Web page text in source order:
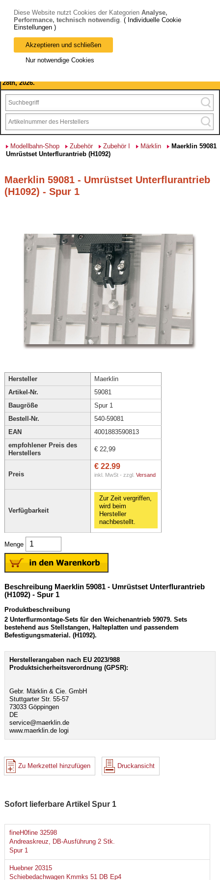
Bitte beachten Sie: wir machen Betriebsferien, vom 03. bis 28.
August 2026 haben wir geschlossen.
28th, 2026.
Modellbahn-Shop Zubehör Zubehör I Märklin
Maerklin 59081
Umrüstset Unterflurantrieb (H1092)
Maerklin 59081 - Umrüstset Unterflurantrieb
(H1092) - Spur 1
Hersteller
Maerklin
Artikel-Nr.
59081
Baugröße
Spur 1
Bestell-Nr.
540-59081
EAN
4001883590813
empfohlener Preis des
Herstellers
€ 22,99
Preis
€ 22.99
inkl. MwSt - zzgl. Versand
Verfügbarkeit
Zur Zeit vergriffen,
wird beim
Hersteller
nachbestellt.
Menge
Beschreibung Maerklin 59081 - Umrüstset Unterflurantrieb
(H1092) - Spur 1
Produktbeschreibung
2 Unterflurmontage-Sets für den Weichenantrieb 59079. Sets
bestehend aus Stellstangen, Halteplatten und passendem
Befestigungsmaterial. (H1092).
Herstellerangaben nach EU 2023/988
Produktsicherheitsverordnung (GPSR):
Gebr. Märklin & Cie. GmbH
Stuttgarter Str. 55-57
73033 Göppingen
DE
service@maerklin.de
www.maerklin.de logi
Zu Merkzettel hinzufügen Druckansicht
Sofort lieferbare Artikel Spur 1
fineH0fine 32598
Andreaskreuz, DB-Ausführung 2 Stk.
Spur 1
Huebner 20315
Schiebedachwagen Kmmks 51 DB Ep4
Diese Website nutzt Cookies der Kategorien Analyse,
Performance, technisch notwendig. ( Individuelle Cookie
Einstellungen )
Akzeptieren und schließen
Nur notwendige Cookies